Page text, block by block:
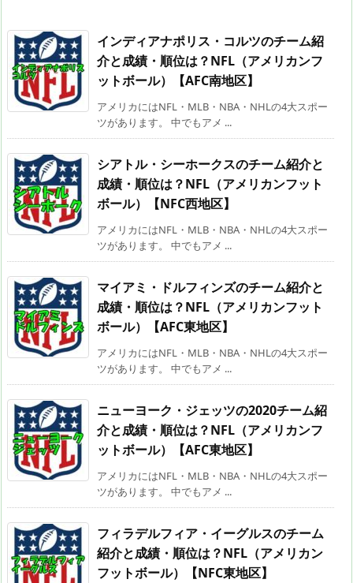
インディアナポリス・コルツのチーム紹
介と成績・順位は？NFL（アメリカンフ
ットボール）【AFC南地区】
アメリカにはNFL・MLB・NBA・NHLの4大スポー
ツがあります。 中でもアメ ...
シアトル・シーホークスのチーム紹介と
成績・順位は？NFL（アメリカンフット
ボール）【NFC西地区】
アメリカにはNFL・MLB・NBA・NHLの4大スポー
ツがあります。 中でもアメ ...
マイアミ・ドルフィンズのチーム紹介と
成績・順位は？NFL（アメリカンフット
ボール）【AFC東地区】
アメリカにはNFL・MLB・NBA・NHLの4大スポー
ツがあります。 中でもアメ ...
ニューヨーク・ジェッツの2020チーム紹
介と成績・順位は？NFL（アメリカンフ
ットボール）【AFC東地区】
アメリカにはNFL・MLB・NBA・NHLの4大スポー
ツがあります。 中でもアメ ...
フィラデルフィア・イーグルスのチーム
紹介と成績・順位は？NFL（アメリカン
フットボール）【NFC東地区】